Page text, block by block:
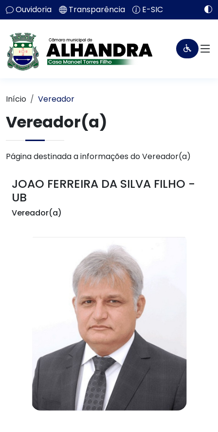
Ouvidoria Transparência E-SIC
Início Vereador
Vereador(a)
Página destinada a informações do Vereador(a)
JOAO FERREIRA DA SILVA FILHO -
UB
Vereador(a)